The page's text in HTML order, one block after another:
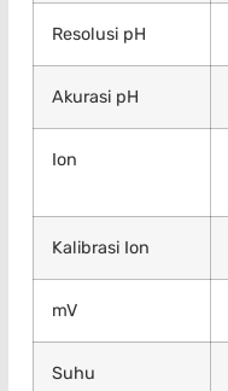
Resolusi pH
Akurasi pH
Ion
Kalibrasi Ion
mV
Suhu